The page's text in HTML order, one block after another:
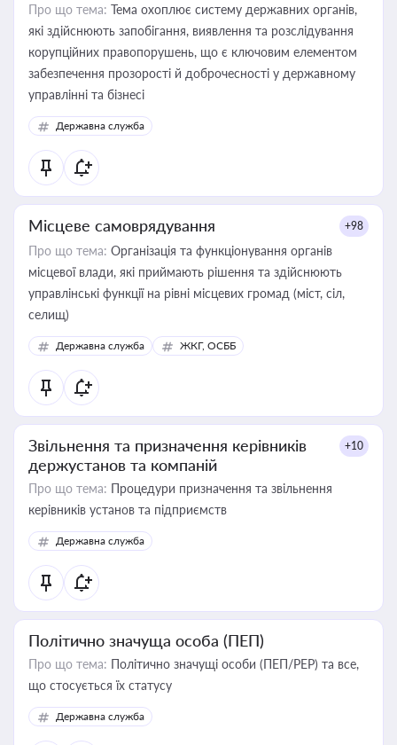
Про що тема: Тема охоплює систему державних органів,
які здійснюють запобігання, виявлення та розслідування
корупційних правопорушень, що є ключовим елементом
забезпечення прозорості й доброчесності у державному
управлінні та бізнесі
Державна служба
Місцеве самоврядування +98
Про що тема: Організація та функціонування органів
місцевої влади, які приймають рішення та здійснюють
управлінські функції на рівні місцевих громад (міст, сіл,
селищ)
Державна служба ЖКГ, ОСББ
Звільнення та призначення керівників
держустанов та компаній
+10
Про що тема: Процедури призначення та звільнення
керівників установ та підприємств
Державна служба
Політично значуща особа (ПЕП)
Про що тема: Політично значущі особи (ПЕП/PEP) та все,
що стосується їх статусу
Державна служба